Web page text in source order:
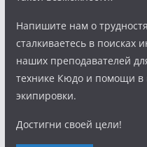
Напишите нам о
сталкиваетесь в поисках
наших преподавателей
технике Кюдо и помощи в
экипировки.
Достигни своей цели!